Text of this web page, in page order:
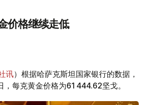
价格继续走低
讯）根据哈萨克斯坦国家银行的数据，
每克黄金价格为61 444.62坚戈。